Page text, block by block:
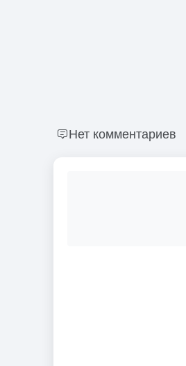
Нет комментариев